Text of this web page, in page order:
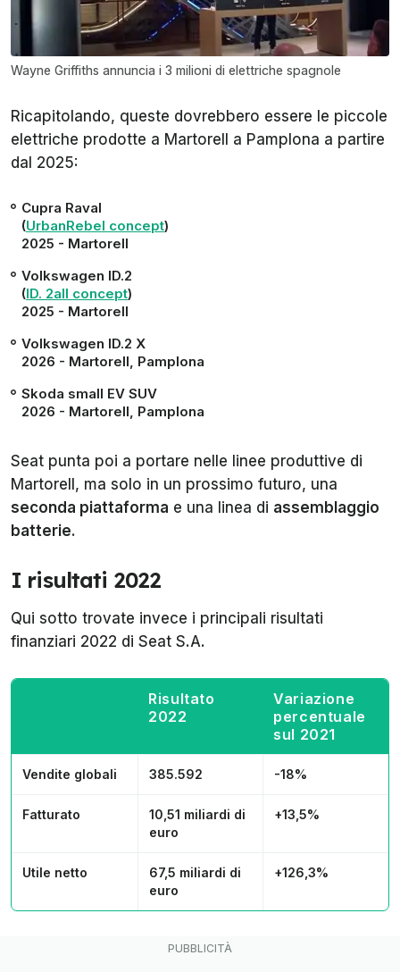
Wayne Griffiths annuncia i 3 milioni di elettriche spagnole
Ricapitolando, queste dovrebbero essere le piccole
elettriche prodotte a Martorell a Pamplona a partire
dal 2025:
Cupra Raval
(UrbanRebel concept)
2025 - Martorell
Volkswagen ID.2
(ID. 2all concept)
2025 - Martorell
Volkswagen ID.2 X
2026 - Martorell, Pamplona
Skoda small EV SUV
2026 - Martorell, Pamplona
Seat punta poi a portare nelle linee produttive di
Martorell, ma solo in un prossimo futuro, una
seconda piattaforma e una linea di assemblaggio
batterie.
I risultati 2022
Qui sotto trovate invece i principali risultati
finanziari 2022 di Seat S.A.
Risultato
2022
Variazione
percentuale
sul 2021
Vendite globali 385.592 -18%
Fatturato
10,51 miliardi di
euro
+13,5%
Utile netto
67,5 miliardi di
euro
+126,3%